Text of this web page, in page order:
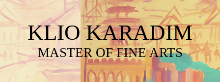
KLIO KARADIM
MASTER OF FINE ARTS